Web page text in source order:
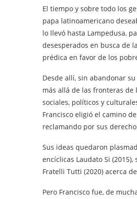
El tiempo y sobre todo los
papa latinoamericano
lo llevó hasta Lampedusa,
desesperados en busca de
prédica en favor de los
Desde allí, sin abandonar
más allá de las fronteras
sociales, políticos y
Francisco eligió el camino
reclamando por sus
Sus ideas quedaron
encíclicas Laudato Si
Fratelli Tutti (2020) acerca
Pero Francisco fue, de